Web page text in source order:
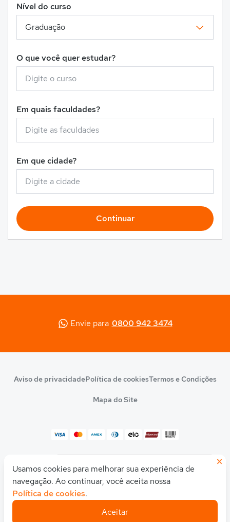
Olá! Quer uma ajudinha para descobrir seu
curso ou faculdade ideal?
Nível do curso
O que você quer estudar?
Em quais faculdades?
Em que cidade?
Continuar
Envie para 0800 942 3474
Aviso de privacidadePolítica de cookiesTermos e Condições
Mapa do Site
© 2026 Quero Educação
CNPJ 10.542.212/0001-54
×
Usamos cookies para melhorar sua experiência de
navegação. Ao continuar, você aceita nossa
Política de cookies.
Aceitar